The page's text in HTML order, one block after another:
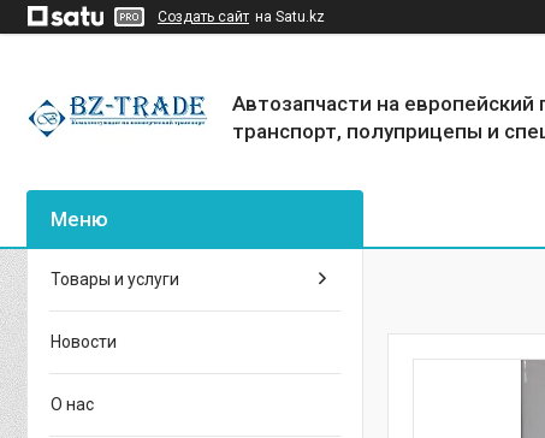
Создать сайт на Satu.kz
Автозапчасти на европейский
транспорт, полуприцепы и
Товары и услуги
Новости
О нас